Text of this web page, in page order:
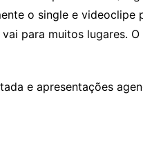
o single e videoclipe
para muitos lugares.
e apresentações